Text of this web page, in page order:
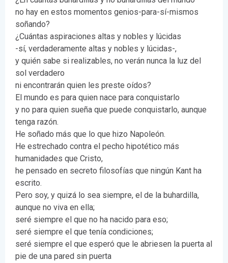
no hay en estos momentos genios-para-sí-mismos
soñando?
¿Cuántas aspiraciones altas y nobles y lúcidas
-sí, verdaderamente altas y nobles y lúcidas-,
y quién sabe si realizables, no verán nunca la luz del
sol verdadero
ni encontrarán quien les preste oídos?
El mundo es para quien nace para conquistarlo
y no para quien sueña que puede conquistarlo, aunque
tenga razón.
He soñado más que lo que hizo Napoleón.
He estrechado contra el pecho hipotético más
humanidades que Cristo,
he pensado en secreto filosofías que ningún Kant ha
escrito.
Pero soy, y quizá lo sea siempre, el de la buhardilla,
aunque no viva en ella;
seré siempre el que no ha nacido para eso;
seré siempre el que tenía condiciones;
seré siempre el que esperó que le abriesen la puerta al
pie de una pared sin puerta